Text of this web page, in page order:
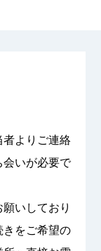
者よりご連絡
会いが必要で
いしており
きをご希望の